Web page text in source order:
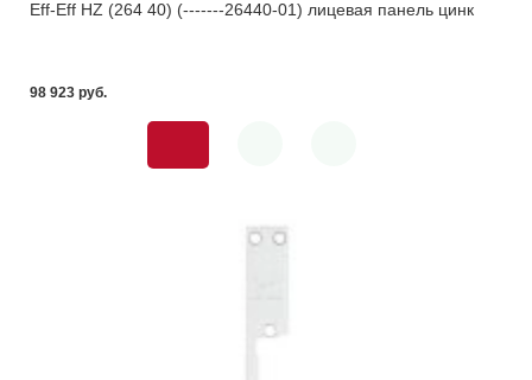
Eff-Eff HZ (264 40) (-------26440-01) лицевая панель цинк
98 923 pуб.